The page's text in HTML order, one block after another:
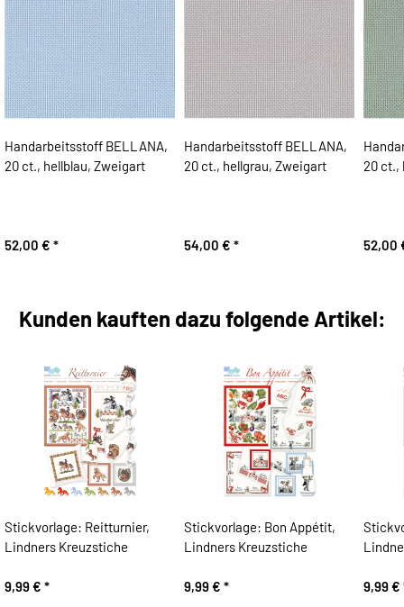
Handarbeitsstoff BELLANA,
20 ct., hellblau, Zweigart
52,00 € *
Handarbeitsstoff BELLANA,
20 ct., hellgrau, Zweigart
54,00 € *
20 ct.,
52,00
Kunden kauften dazu folgende Artikel:
Stickvorlage: Reitturnier,
Lindners Kreuzstiche
9,99 € *
Stickvorlage: Bon Appétit,
Lindners Kreuzstiche
9,99 € * 9,99 €